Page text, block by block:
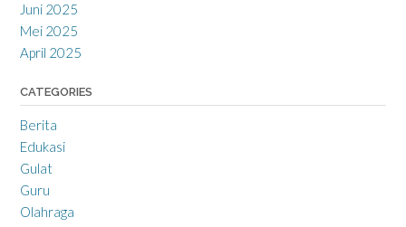
Juni 2025
Mei 2025
April 2025
CATEGORIES
Berita
Edukasi
Gulat
Guru
Olahraga